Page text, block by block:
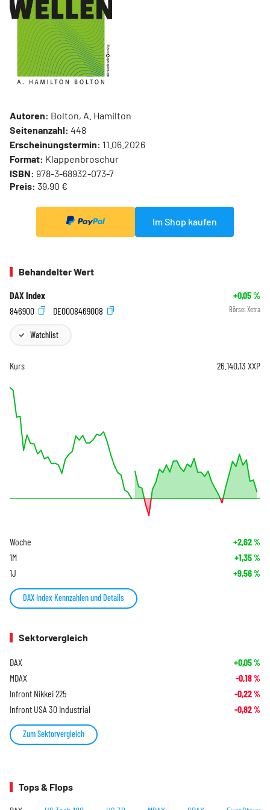
Autoren: Bolton, A. Hamilton
Seitenanzahl: 448
Erscheinungstermin: 11.06.2026
Format: Klappenbroschur
ISBN: 978-3-68932-073-7
Preis: 39,90 €
Im Shop kaufen
Behandelter Wert
DAX Index +0,05%
846900
DE0008469008 Börse: Xetra
Watchlist
Kurs 26.140,13 XXP
Woche +2,62%
1M +1,35%
1J +9,56%
DAX Index Kennzahlen und Details
Sektorvergleich
DAX +0,05%
MDAX -0,18%
Infront Nikkei 225 -0,22%
Infront USA 30 Industrial -0,82%
Zum Sektorvergleich
Tops & Flops